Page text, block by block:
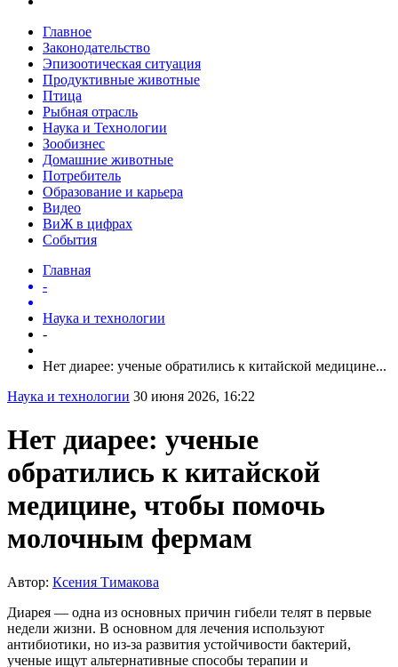
Главное
Законодательство
Эпизоотическая ситуация
Продуктивные животные
Птица
Рыбная отрасль
Наука и Технологии
Зообизнес
Домашние животные
Потребитель
Образование и карьера
Видео
ВиЖ в цифрах
События
Главная
-
Наука и технологии
-
Нет диарее: ученые обратились к китайской медицине...
Наука и технологии 30 июня 2026, 16:22
Нет диарее: ученые
обратились к китайской
медицине, чтобы помочь
молочным фермам
Автор: Ксения Тимакова
Диарея — одна из основных причин гибели телят в первые
недели жизни. В основном для лечения используют
антибиотики, но из-за развития устойчивости бактерий,
ученые ищут альтернативные способы терапии и